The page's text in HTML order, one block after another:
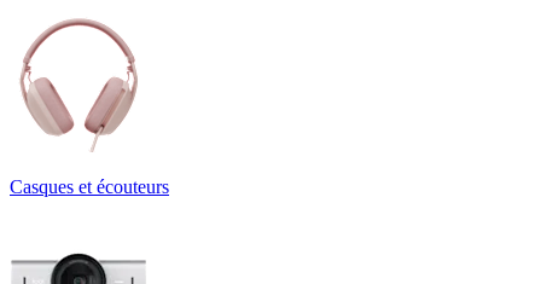
Casques et écouteurs